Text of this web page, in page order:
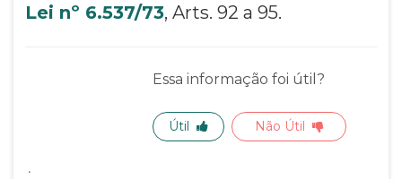
Lei nº 6.537/73, Arts. 92 a 95.
Essa informação foi útil?
Útil Não Útil